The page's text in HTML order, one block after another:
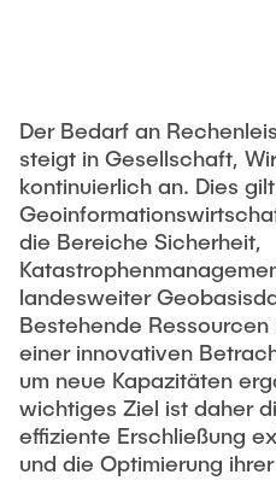
Versuchsrinne
Modellfischtreppe
Der Bedarf an
steigt in Gesellschaft,
kontinuierlich an. Dies
die Bereiche Sicherheit,
landesweiter
Bestehende
einer innovativen
um neue Kapazitäten
wichtiges Ziel ist daher
effiziente Erschließung
und die Optimierung